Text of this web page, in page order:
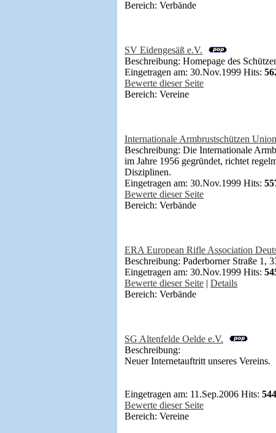
Bereich: Verbände
SV Eidengesäß e.V.
Beschreibung: Homepage des
Eingetragen am: 30.Nov.1999 Hits:
Bewerte dieser Seite
Bereich: Vereine
Internationale Armbrustschützen Union
Beschreibung: Die Internationale
im Jahre 1956 gegründet, richtet
Disziplinen.
Eingetragen am: 30.Nov.1999 Hits:
Bewerte dieser Seite
Bereich: Verbände
ERA European Rifle Association
Beschreibung: Paderborner Straße 1,
Eingetragen am: 30.Nov.1999 Hits:
Bewerte dieser Seite | Details
Bereich: Verbände
SG Altenfelde Oelde e.V.
Beschreibung:
Neuer Internetauftritt unseres Vereins.
Eingetragen am: 11.Sep.2006 Hits:
Bewerte dieser Seite
Bereich: Vereine